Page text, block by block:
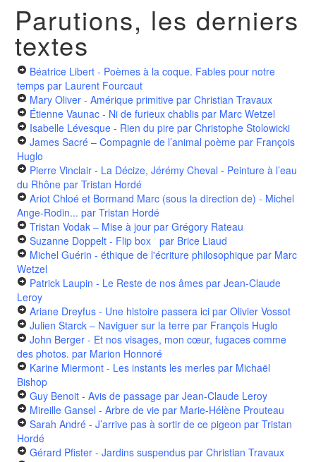
Parutions, les derniers
textes
Béatrice Libert - Poèmes à la coque. Fables pour notre
temps par Laurent Fourcaut
Mary Oliver - Amérique primitive par Christian Travaux
Étienne Vaunac - Ni de furieux chablis par Marc Wetzel
Isabelle Lévesque - Rien du pire par Christophe Stolowicki
James Sacré – Compagnie de l’animal poème par François
Huglo
Pierre Vinclair - La Décize, Jérémy Cheval - Peinture à l’eau
du Rhône par Tristan Hordé
Ariot Chloé et Bormand Marc (sous la direction de) - Michel
Ange-Rodin... par Tristan Hordé
Tristan Vodak – Mise à jour par Grégory Rateau
Suzanne Doppelt - Flip box par Brice Liaud
Michel Guérin - éthique de l'écriture philosophique par Marc
Wetzel
Patrick Laupin - Le Reste de nos âmes par Jean-Claude
Leroy
Ariane Dreyfus - Une histoire passera ici par Olivier Vossot
Julien Starck – Naviguer sur la terre par François Huglo
John Berger - Et nos visages, mon cœur, fugaces comme
des photos. par Marion Honnoré
Karine Miermont - Les instants les merles par Michaël
Bishop
Guy Benoit - Avis de passage par Jean-Claude Leroy
Mireille Gansel - Arbre de vie par Marie-Hélène Prouteau
Sarah André - J’arrive pas à sortir de ce pigeon par Tristan
Hordé
Gérard Pfister - Jardins suspendus par Christian Travaux